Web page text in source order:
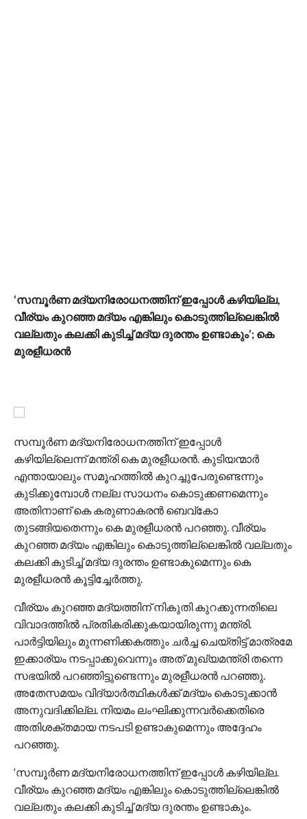
‘സമ്പൂർണ മദ്യനിരോധനത്തിന് ഇപ്പോൾ കഴിയില്ല,
വീര്യം കുറഞ്ഞ മദ്യം എങ്കിലും കൊടുത്തില്ലെങ്കിൽ
വല്ലതും കലക്കി കുടിച്ച് മദ്യ ദുരന്തം ഉണ്ടാകും’; കെ
മുരളീധരൻ
സമ്പൂർണ മദ്യനിരോധനത്തിന് ഇപ്പോൾ
കഴിയില്ലെന്ന് മന്ത്രി കെ മുരളീധരന്‍. കുടിയന്മാർ
എന്തായാലും സമൂഹത്തിൽ കുറച്ചുപേരുണ്ടെന്നും
കുടിക്കുമ്പോൾ നല്ല സാധനം കൊടുക്കണമെന്നും
അതിനാണ് കെ കരുണാകരൻ ബെവ്കോ
തുടങ്ങിയതെന്നും കെ മുരളീധരൻ പറഞ്ഞു. വീര്യം
കുറഞ്ഞ മദ്യം എങ്കിലും കൊടുത്തില്ലെങ്കിൽ വല്ലതും
കലക്കി കുടിച്ച് മദ്യ ദുരന്തം ഉണ്ടാകുമെന്നും കെ
മുരളീധരൻ കൂട്ടിച്ചേർത്തു.
വീര്യം കുറഞ്ഞ മദ്യത്തിന് നികുതി കുറക്കുന്നതിലെ
വിവാദത്തില്‍ പ്രതികരിക്കുകയായിരുന്നു മന്ത്രി.
പാര്‍ട്ടിയിലും മുന്നണിക്കകത്തും ചർച്ച ചെയ്തിട്ട് മാത്രമേ
ഇക്കാര്യം നടപ്പാക്കുവെന്നും അത് മുഖ്യമന്ത്രി തന്നെ
സഭയിൽ പറഞ്ഞിട്ടുണ്ടെന്നും മുരളീധരൻ പറഞ്ഞു.
അതേസമയം വിദ്യാർത്ഥികൾക്ക് മദ്യം കൊടുക്കാൻ
അനുവദിക്കില്ല. നിയമം ലംഘിക്കുന്നവർക്കെതിരെ
അതിശക്തമായ നടപടി ഉണ്ടാകുമെന്നും അദ്ദേഹം
പറഞ്ഞു.
‘സമ്പൂർണ മദ്യനിരോധനത്തിന് ഇപ്പോൾ കഴിയില്ല.
വീര്യം കുറഞ്ഞ മദ്യം എങ്കിലും കൊടുത്തില്ലെങ്കിൽ
വല്ലതും കലക്കി കുടിച്ച് മദ്യ ദുരന്തം ഉണ്ടാകും.